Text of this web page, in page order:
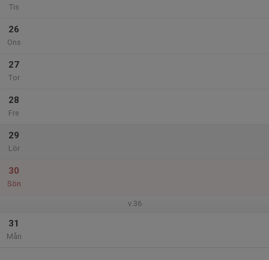
Tis
26
Ons
27
Tor
28
Fre
29
Lör
30
Sön
v.36
31
Mån